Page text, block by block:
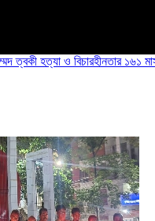
হত্যা ও বিচারহীনতার ১৬১ মাস